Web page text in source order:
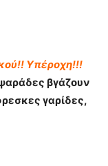
Υπέροχη!!!
βγάζουν
γαρίδες,